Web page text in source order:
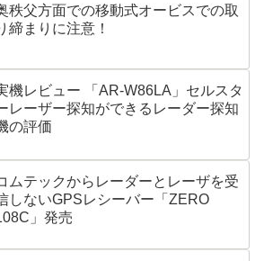
秩父方面での移動式オービスでの取
締まりに注意！
機レビュー 「AR-W86LA」セルスタ
レーザー探知ができるレーダー探知
の評価
ムテックからレーダーとレーザを受
しないGPSレシーバー「ZERO
」発売